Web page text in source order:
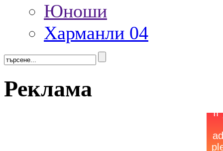
Юноши
Харманли 04
Реклама